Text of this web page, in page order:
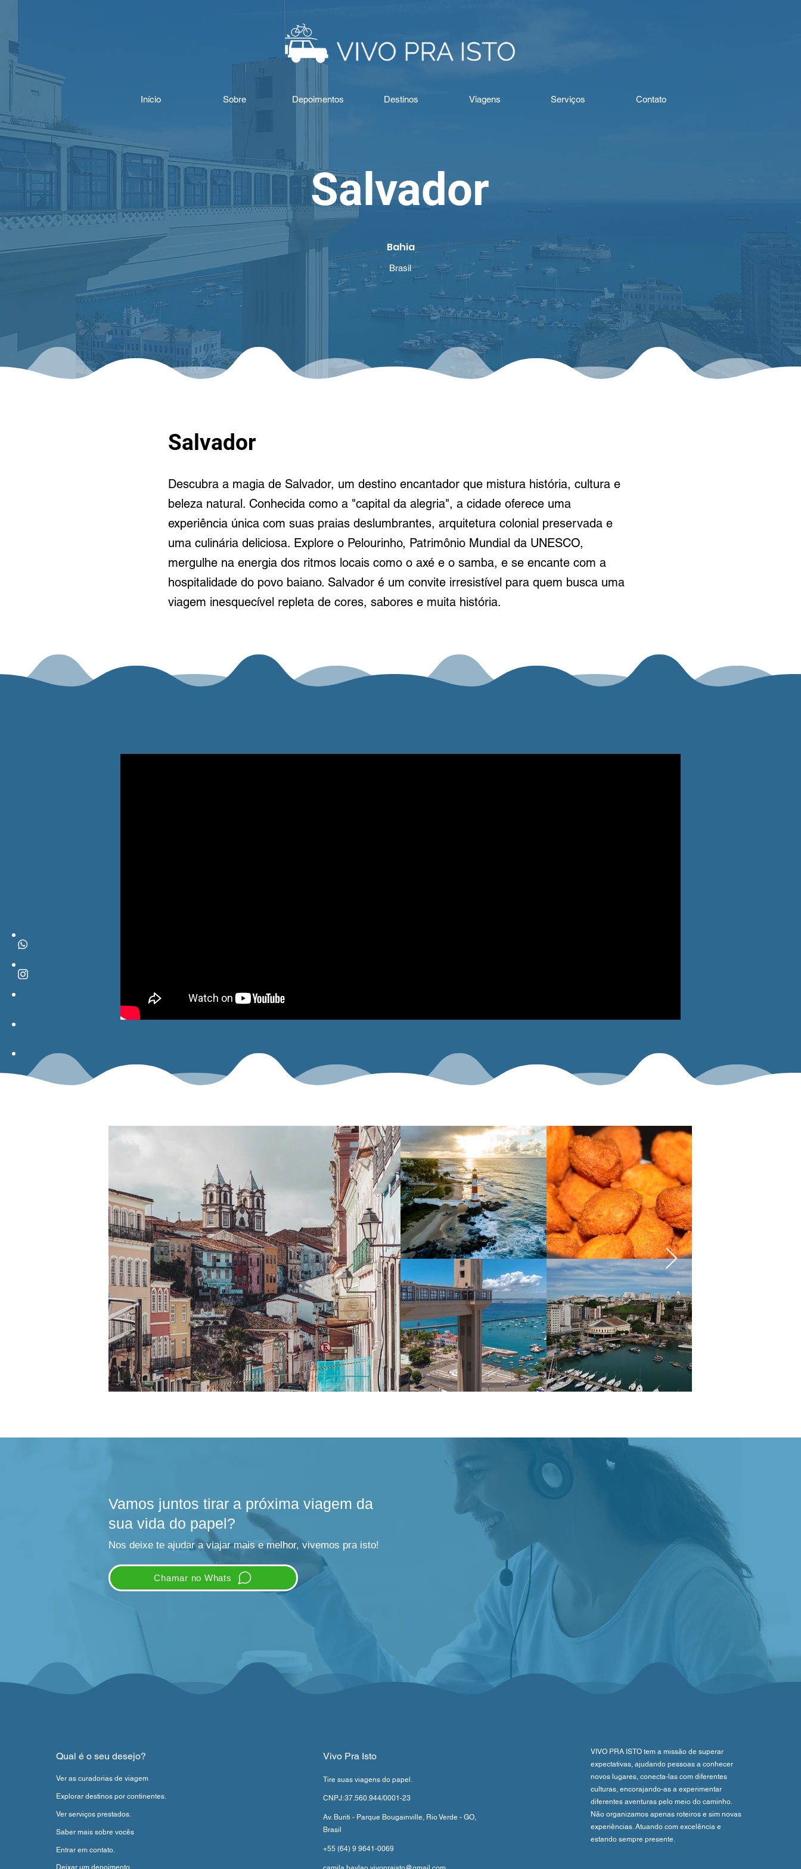
Início Sobre Depoimentos Destinos Viagens Serviços Contato
Salvador
Bahia
Brasil
Salvador
Descubra a magia de Salvador, um destino encantador que mistura história, cultura e
beleza natural. Conhecida como a "capital da alegria", a cidade oferece uma
experiência única com suas praias deslumbrantes, arquitetura colonial preservada e
uma culinária deliciosa. Explore o Pelourinho, Patrimônio Mundial da UNESCO,
mergulhe na energia dos ritmos locais como o axé e o samba, e se encante com a
hospitalidade do povo baiano. Salvador é um convite irresistível para quem busca uma
viagem inesquecível repleta de cores, sabores e muita história.
Vamos juntos tirar a próxima viagem da
sua vida do papel?
Nos deixe te ajudar a viajar mais e melhor, vivemos pra isto!
Chamar no Whats
Qual é o seu desejo?
Ver as curadorias de viagem
Explorar destinos por continentes.
Ver serviços prestados.
Saber mais sobre vocês
Entrar em contato.
Deixar um depoimento.
Vivo Pra Isto
Tire suas viagens do papel.
CNPJ:37.560.944/0001-23
Av. Buriti - Parque Bougainville, Rio Verde - GO,
Brasil
+55 (64) 9 9641-0069
VIVO PRA ISTO tem a missão de superar
expectativas, ajudando pessoas a conhecer
novos lugares, conecta-las com diferentes
culturas, encorajando-as a experimentar
diferentes aventuras pelo meio do caminho.
Não organizamos apenas roteiros e sim novas
experiências. Atuando com excelência e
estando sempre presente.